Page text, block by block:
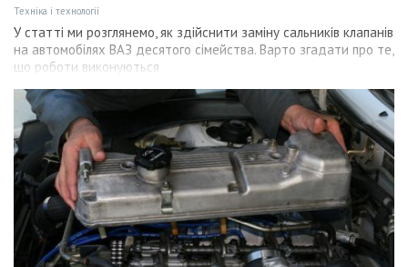
Техніка і технології
У статті ми розглянемо, як здійснити заміну сальників клапанів
на автомобілях ВАЗ десятого сімейства. Варто згадати про те,
що роботи виконуються